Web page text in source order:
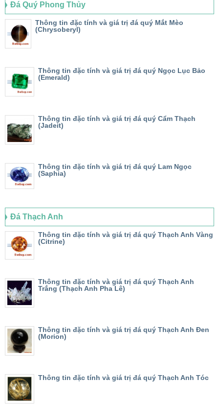
Đá Quý Phong Thủy
Thông tin đặc tính và giá trị đá quý Mắt Mèo
(Chrysoberyl)
Thông tin đặc tính và giá trị đá quý Ngọc Lục Bảo
(Emerald)
Thông tin đặc tính và giá trị đá quý Cẩm Thạch
(Jadeit)
Thông tin đặc tính và giá trị đá quý Lam Ngọc
(Saphia)
Đá Thạch Anh
Thông tin đặc tính và giá trị đá quý Thạch Anh Vàng
(Citrine)
Thông tin đặc tính và giá trị đá quý Thạch Anh
Trắng (Thạch Anh Pha Lê)
Thông tin đặc tính và giá trị đá quý Thạch Anh Đen
(Morion)
Thông tin đặc tính và giá trị đá quý Thạch Anh Tóc